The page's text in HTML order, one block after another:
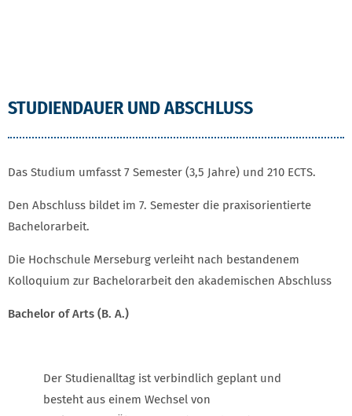
STUDIENDAUER UND ABSCHLUSS
Das Studium umfasst 7 Semester (3,5 Jahre) und 210 ECTS.
Den Abschluss bildet im 7. Semester die praxisorientierte
Bachelorarbeit.
Die Hochschule Merseburg verleiht nach bestandenem
Kolloquium zur Bachelorarbeit den akademischen Abschluss
Bachelor of Arts (B. A.)
Der Studienalltag ist verbindlich geplant und
besteht aus einem Wechsel von